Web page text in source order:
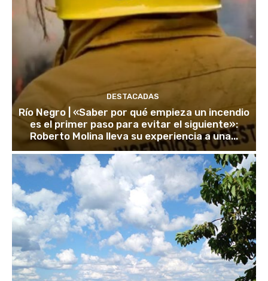
DESTACADAS
Río Negro | «Saber por qué empieza un incendio
es el primer paso para evitar el siguiente»:
Roberto Molina lleva su experiencia a una...